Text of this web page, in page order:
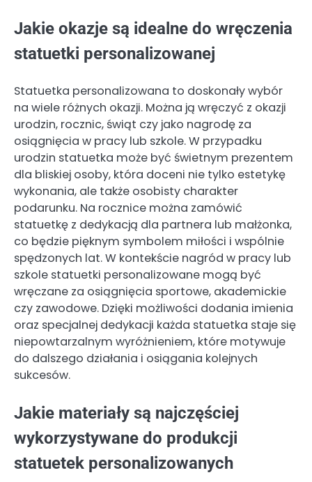
Jakie okazje są idealne do wręczenia
statuetki personalizowanej
Statuetka personalizowana to doskonały wybór
na wiele różnych okazji. Można ją wręczyć z okazji
urodzin, rocznic, świąt czy jako nagrodę za
osiągnięcia w pracy lub szkole. W przypadku
urodzin statuetka może być świetnym prezentem
dla bliskiej osoby, która doceni nie tylko estetykę
wykonania, ale także osobisty charakter
podarunku. Na rocznice można zamówić
statuetkę z dedykacją dla partnera lub małżonka,
co będzie pięknym symbolem miłości i wspólnie
spędzonych lat. W kontekście nagród w pracy lub
szkole statuetki personalizowane mogą być
wręczane za osiągnięcia sportowe, akademickie
czy zawodowe. Dzięki możliwości dodania imienia
oraz specjalnej dedykacji każda statuetka staje się
niepowtarzalnym wyróżnieniem, które motywuje
do dalszego działania i osiągania kolejnych
sukcesów.
Jakie materiały są najczęściej
wykorzystywane do produkcji
statuetek personalizowanych